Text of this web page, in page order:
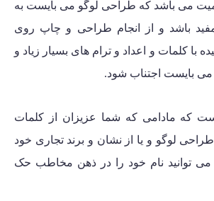
می باشد که طراحی لوگو می بایست به
باشد و از انجام طراحی و چاپ روی
با کلمات و اعداد و ترام های بسیار زیاد و
می بایست اجتناب شود.
که مادامی که شما عزیزان از کلمات
لوگو و یا از نشان و برند تجاری خود
می توانید نام خود را در ذهن مخاطب حک